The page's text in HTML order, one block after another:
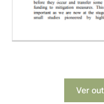
Ver